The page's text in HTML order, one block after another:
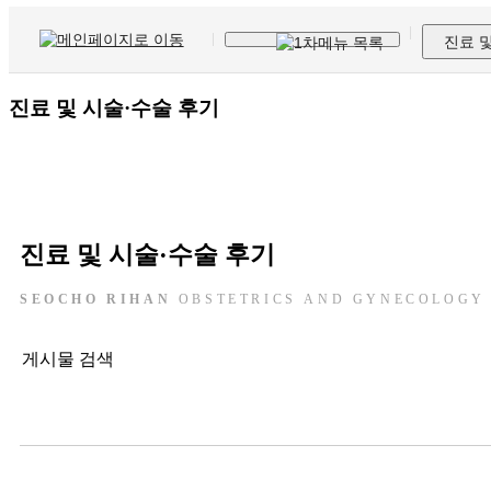
진료
진료 및 시술·수술 후기
진료 및 시술·수술 후기
SEOCHO RIHAN OBSTETRICS AND GYNECOLOGY
게시물 검색